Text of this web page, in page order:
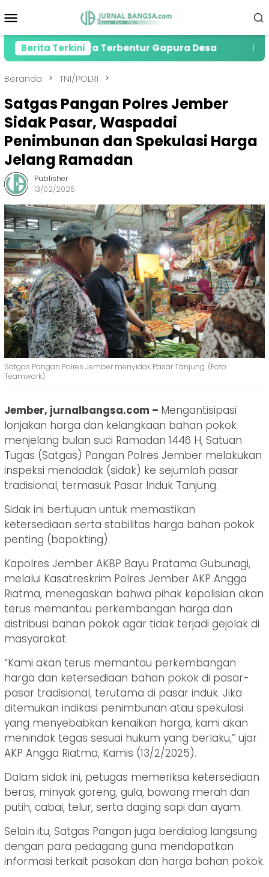
ke
Mobile
Berita Terkini
Gegara Terbentur Gapura Desa PMI Jember
Beranda TNI/POLRI
Satgas Pangan Polres Jember
Sidak Pasar, Waspadai
Penimbunan dan Spekulasi Harga
Jelang Ramadan
Publisher
13/02/2025
Satgas Pangan Polres Jember menyidak Pasar Tanjung. (Foto:
Teamwork)
Jember, jurnalbangsa.com – Mengantisipasi
lonjakan harga dan kelangkaan bahan pokok
menjelang bulan suci Ramadan 1446 H, Satuan
Tugas (Satgas) Pangan Polres Jember melakukan
inspeksi mendadak (sidak) ke sejumlah pasar
tradisional, termasuk Pasar Induk Tanjung.
Sidak ini bertujuan untuk memastikan
ketersediaan serta stabilitas harga bahan pokok
penting (bapokting).
Kapolres Jember AKBP Bayu Pratama Gubunagi,
melalui Kasatreskrim Polres Jember AKP Angga
Riatma, menegaskan bahwa pihak kepolisian akan
terus memantau perkembangan harga dan
distribusi bahan pokok agar tidak terjadi gejolak di
masyarakat.
“Kami akan terus memantau perkembangan
harga dan ketersediaan bahan pokok di pasar-
pasar tradisional, terutama di pasar induk. Jika
ditemukan indikasi penimbunan atau spekulasi
yang menyebabkan kenaikan harga, kami akan
menindak tegas sesuai hukum yang berlaku,” ujar
AKP Angga Riatma, Kamis (13/2/2025).
Dalam sidak ini, petugas memeriksa ketersediaan
beras, minyak goreng, gula, bawang merah dan
putih, cabai, telur, serta daging sapi dan ayam.
Selain itu, Satgas Pangan juga berdialog langsung
dengan para pedagang guna mendapatkan
informasi terkait pasokan dan harga bahan pokok.